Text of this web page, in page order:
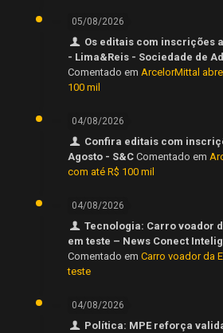
05/08/2026
Os editais com inscrições
- Lima&Reis - Sociedade de
Comentado em ArcelorMittal
100 mil
04/08/2026
Confira editais com
Agosto - S&C Comentado em
com até R$ 100 mil
04/08/2026
Tecnologia: Carro voador
em teste – News Conect
Comentado em Carro voador da
teste
04/08/2026
Política: MPE reforça